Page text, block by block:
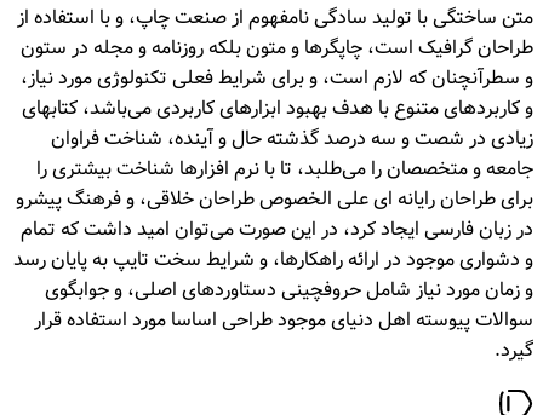
متن ساختگی با تولید سادگی نامفهوم از صنعت چاپ، و با استفاده از
طراحان گرافیک است، چاپگرها و متون بلکه روزنامه و مجله در ستون
و سطرآنچنان که لازم است، و برای شرایط فعلی تکنولوژی مورد نیاز،
و کاربردهای متنوع با هدف بهبود ابزارهای کاربردی می‌باشد، کتابهای
زیادی در شصت و سه درصد گذشته حال و آینده، شناخت فراوان
جامعه و متخصصان را می‌طلبد، تا با نرم افزارها شناخت بیشتری را
برای طراحان رایانه ای علی الخصوص طراحان خلاقی، و فرهنگ پیشرو
در زبان فارسی ایجاد کرد، در این صورت می‌توان امید داشت که تمام
و دشواری موجود در ارائه راهکارها، و شرایط سخت تایپ به پایان رسد
و زمان مورد نیاز شامل حروفچینی دستاوردهای اصلی، و جوابگوی
سوالات پیوسته اهل دنیای موجود طراحی اساسا مورد استفاده قرار
گیرد.